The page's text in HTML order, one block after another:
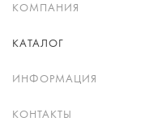
КОМПАНИЯ
КАТАЛОГ
ИНФОРМАЦИЯ
КОНТАКТЫ